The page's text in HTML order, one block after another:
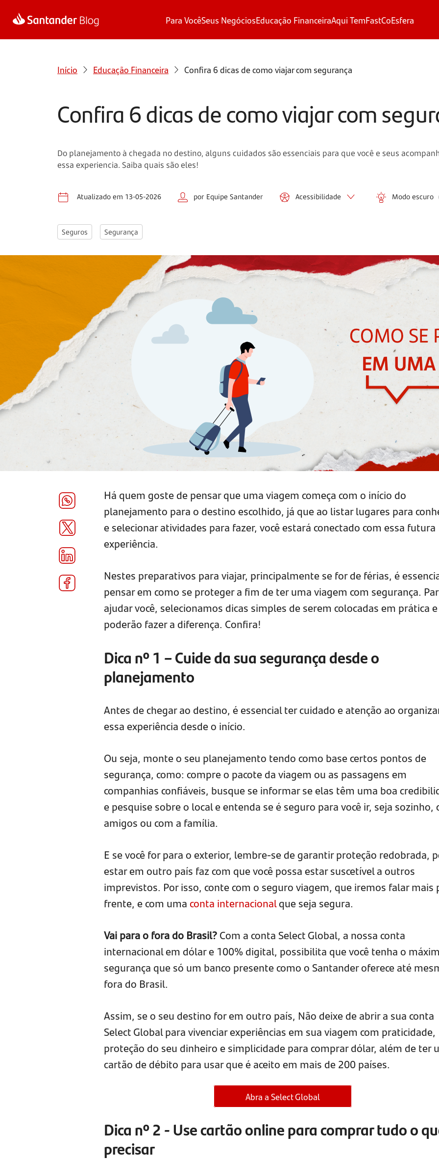
Para VocêSeus NegóciosEducação FinanceiraAqui TemFastCoEsfera
Início Educação Financeira Confira 6 dicas de como viajar com segurança
Confira 6 dicas de como viajar com
Do planejamento à chegada no destino, alguns cuidados são essenciais para que você e seus
essa experiencia. Saiba quais são eles!
Atualizado em 13-05-2026 por Equipe Santander Acessibilidade Modo escuro
Seguros Segurança
Há quem goste de pensar que uma viagem começa com o início do
planejamento para o destino escolhido, já que ao listar lugares para
e selecionar atividades para fazer, você estará conectado com essa futura
experiência.
Nestes preparativos para viajar, principalmente se for de férias, é
pensar em como se proteger a fim de ter uma viagem com segurança.
ajudar você, selecionamos dicas simples de serem colocadas em prática
poderão fazer a diferença. Confira!
Dica nº 1 – Cuide da sua segurança desde o
planejamento
Antes de chegar ao destino, é essencial ter cuidado e atenção ao
essa experiência desde o início.
Ou seja, monte o seu planejamento tendo como base certos pontos de
segurança, como: compre o pacote da viagem ou as passagens em
companhias confiáveis, busque se informar se elas têm uma boa
e pesquise sobre o local e entenda se é seguro para você ir, seja sozinho,
amigos ou com a família.
E se você for para o exterior, lembre-se de garantir proteção redobrada,
estar em outro país faz com que você possa estar suscetível a outros
imprevistos. Por isso, conte com o seguro viagem, que iremos falar mais
frente, e com umaconta internacionalque seja segura.
Vai para o fora do Brasil?Com a conta Select Global, a nossa conta
internacional em dólar e 100% digital, possibilita que você tenha o
segurança que só um banco presente como o Santander oferece até
fora do Brasil.
Assim, se o seu destino for em outro país, Não deixe de abrir a sua conta
Select Global para vivenciar experiências em sua viagem com praticidade,
proteção do seu dinheiro e simplicidade para comprar dólar, além de ter
cartão de débito para usar que é aceito em mais de 200 países.
Abra a Select Global
Dica nº 2 - Use cartão online para comprar tudo o
precisar